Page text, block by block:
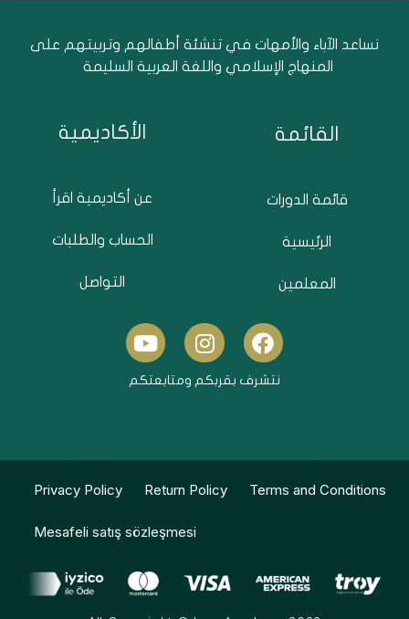
نساعد الآباء والأمهات في تنشئة أطفالهم وتربيتهم على
المنهاج الإسلامي واللغة العربية السليمة
القائمة
قائمة الدورات
الرئيسية
المعلمين
الأكاديمية
عن أكاديمية اقرأ
الحساب والطلبات
التواصل
F
a
c
o
k
I
n
s
r
a
Y
o
u
e
نتشرف بقربكم ومتابعتكم
Terms and Conditions
Return Policy
Privacy Policy
Mesafeli satış sözleşmesi